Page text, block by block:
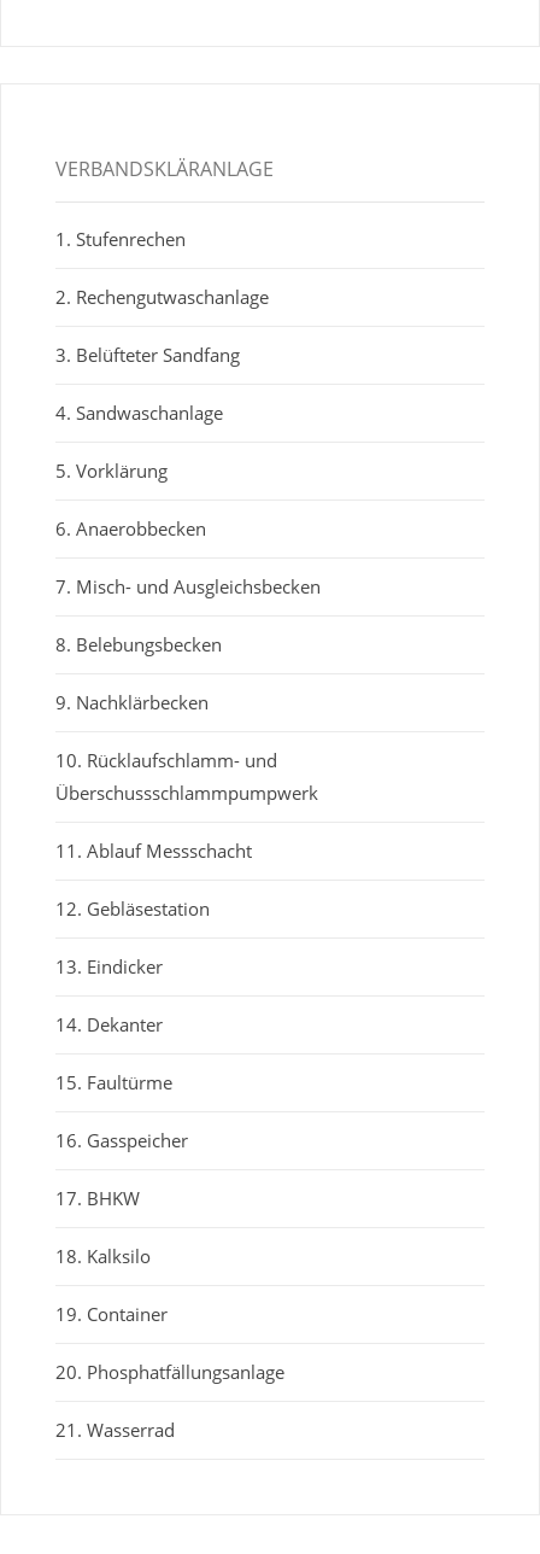
VERBANDSKLÄRANLAGE
1. Stufenrechen
2. Rechengutwaschanlage
3. Belüfteter Sandfang
4. Sandwaschanlage
5. Vorklärung
6. Anaerobbecken
7. Misch- und Ausgleichsbecken
8. Belebungsbecken
9. Nachklärbecken
10. Rücklaufschlamm- und
Überschussschlammpumpwerk
11. Ablauf Messschacht
12. Gebläsestation
13. Eindicker
14. Dekanter
15. Faultürme
16. Gasspeicher
17. BHKW
18. Kalksilo
19. Container
20. Phosphatfällungsanlage
21. Wasserrad